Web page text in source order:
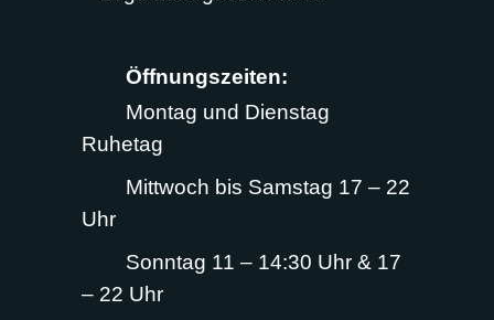
Öffnungszeiten:
Montag und Dienstag
Ruhetag
Mittwoch bis Samstag 17 – 22
Uhr
Sonntag 11 – 14:30 Uhr & 17
– 22 Uhr